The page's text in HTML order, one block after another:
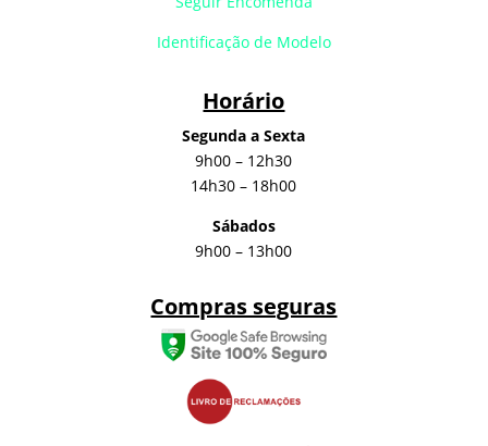
Identificação de Modelo
Horário
Segunda a Sexta
9h00 – 12h30
14h30 – 18h00
Sábados
9h00 – 13h00
Compras seguras